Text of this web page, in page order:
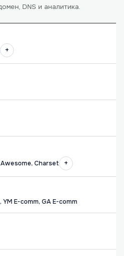
DNS и аналитика.
+
Charset
+
E-comm, GA E-comm